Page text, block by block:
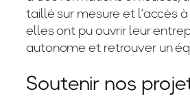
taillé sur mesure et l’accès
elles ont pu ouvrir leur
autonome et retrouver un
Soutenir nos